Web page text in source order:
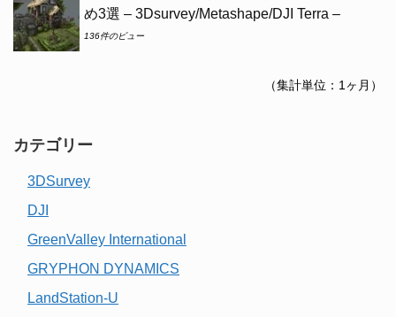
め3選 – 3Dsurvey/Metashape/DJI Terra –
136件のビュー
（集計単位：1ヶ月）
カテゴリー
3DSurvey
DJI
GreenValley International
GRYPHON DYNAMICS
LandStation-U